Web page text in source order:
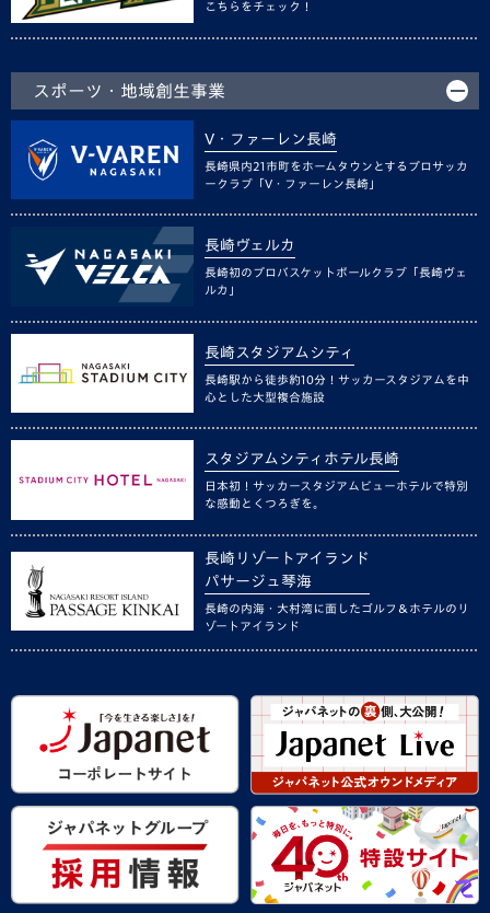
こちらをチェック！
スポーツ・地域創生事業
V・ファーレン長崎
長崎県内21市町をホームタウンとするプロサッカ
ークラブ「V・ファーレン長崎」
長崎ヴェルカ
長崎初のプロバスケットボールクラブ「長崎ヴェ
ルカ」
長崎スタジアムシティ
長崎駅から徒歩約10分！サッカースタジアムを中
心とした大型複合施設
スタジアムシティホテル長崎
日本初！サッカースタジアムビューホテルで特別
な感動とくつろぎを。
長崎リゾートアイランド
パサージュ琴海
長崎の内海・大村湾に面したゴルフ＆ホテルのリ
ゾートアイランド